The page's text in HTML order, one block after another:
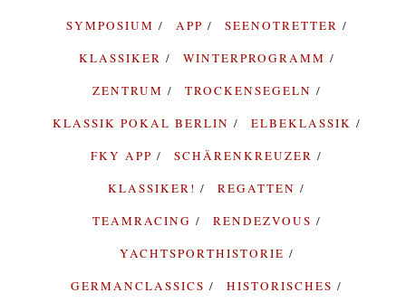
SYMPOSIUM
APP
SEENOTRETTER
KLASSIKER
WINTERPROGRAMM
ZENTRUM
TROCKENSEGELN
KLASSIK POKAL BERLIN
ELBEKLASSIK
FKY APP
SCHÄRENKREUZER
KLASSIKER!
REGATTEN
TEAMRACING
RENDEZVOUS
YACHTSPORTHISTORIE
GERMANCLASSICS
HISTORISCHES